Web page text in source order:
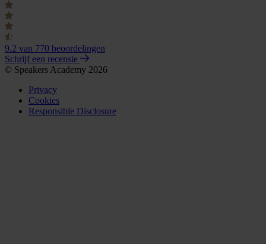
9.2 van 770 beoordelingen
Schrijf een recensie
© Speakers Academy 2026
Privacy
Cookies
Responsible Disclosure